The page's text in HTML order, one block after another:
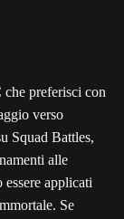
preferisci con
verso
Squad Battles,
alle
applicati
Se